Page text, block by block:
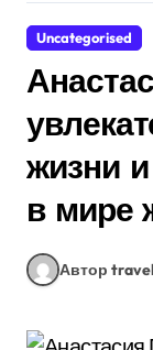
Uncategorised
жизни
в мире
Автор